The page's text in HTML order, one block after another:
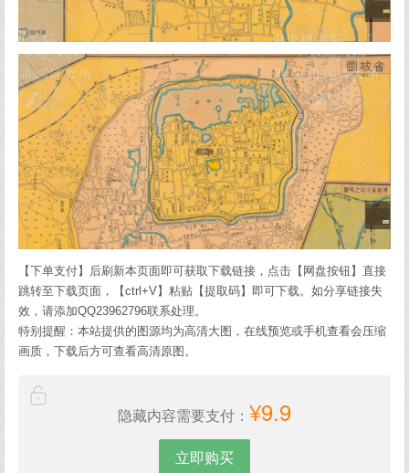
【下单支付】后刷新本页面即可获取下载链接，点击【网盘按钮】直接
跳转至下载页面，【ctrl+V】粘贴【提取码】即可下载。如分享链接失
效，请添加QQ23962796联系处理。
特别提醒：本站提供的图源均为高清大图，在线预览或手机查看会压缩
画质，下载后方可查看高清原图。
隐藏内容需要支付： ¥9.9
立即购买